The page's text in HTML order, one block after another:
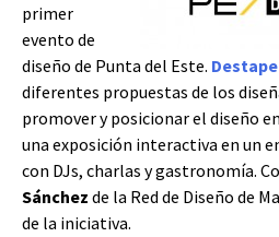
primer
evento de
diseño de Punta del Este. Destape
diferentes propuestas de los
promover y posicionar el diseño
una exposición interactiva en un
con DJs, charlas y gastronomía.
Sánchez de la Red de Diseño de
de la iniciativa.